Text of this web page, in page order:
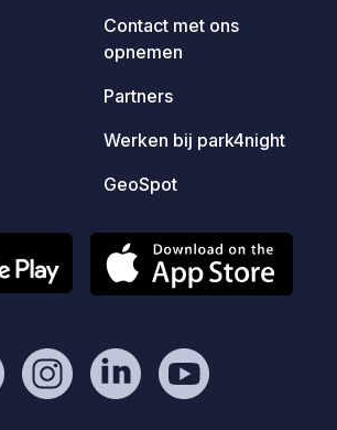
Contact met ons
opnemen
Partners
Werken bij park4night
GeoSpot